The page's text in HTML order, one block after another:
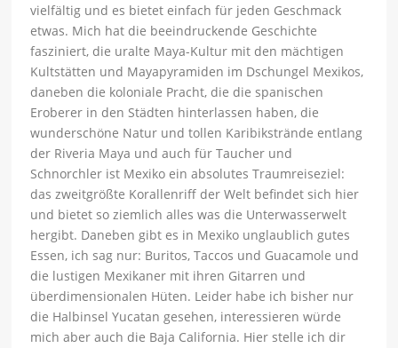
vielfältig und es bietet einfach für jeden Geschmack
etwas. Mich hat die beeindruckende Geschichte
fasziniert, die uralte Maya-Kultur mit den mächtigen
Kultstätten und Mayapyramiden im Dschungel Mexikos,
daneben die koloniale Pracht, die die spanischen
Eroberer in den Städten hinterlassen haben, die
wunderschöne Natur und tollen Karibikstrände entlang
der Riveria Maya und auch für Taucher und
Schnorchler ist Mexiko ein absolutes Traumreiseziel:
das zweitgrößte Korallenriff der Welt befindet sich hier
und bietet so ziemlich alles was die Unterwasserwelt
hergibt. Daneben gibt es in Mexiko unglaublich gutes
Essen, ich sag nur: Buritos, Taccos und Guacamole und
die lustigen Mexikaner mit ihren Gitarren und
überdimensionalen Hüten. Leider habe ich bisher nur
die Halbinsel Yucatan gesehen, interessieren würde
mich aber auch die Baja California. Hier stelle ich dir